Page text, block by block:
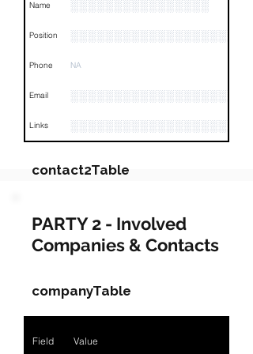
Name ░░░░░░░░░░░░░░░░
Position
Phone NA
Email
Links
contact2Table
Field Value
Name
Position
Phone NA
Email
PARTY 2 - Involved
Companies & Contacts
companyTable
Field Value